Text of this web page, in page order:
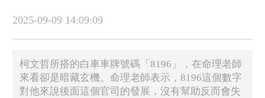
2025-09-09 14:09:09
柯文哲所搭的白車車牌號碼「8196」，在命理老師
來看卻是暗藏玄機。命理老師表示，8196這個數字
對他來說後面這個官司的發展，沒有幫助反而會失